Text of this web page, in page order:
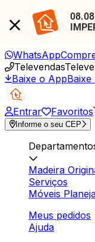
08.08
WhatsApp
Televendas
Baixe o App
Entrar Favoritos
Informe o seu CEP
Madeira
Serviços
Móveis
Meus pedidos
Ajuda